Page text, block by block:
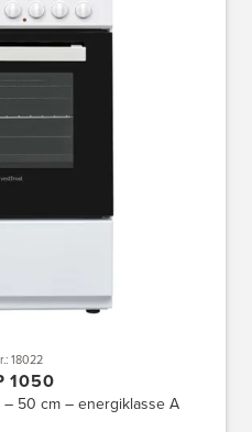
18022
1050
50 cm – energiklasse A